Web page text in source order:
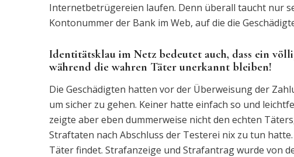
Internetbetrügereien laufen. Denn überall taucht nur
Kontonummer der Bank im Web, auf die die
Identitätsklau im Netz bedeutet auch, dass ein
während die wahren Täter unerkannt bleiben!
Die Geschädigten hatten vor der Überweisung der
um sicher zu gehen. Keiner hatte einfach so und
zeigte aber eben dummerweise nicht den echten
Straftaten nach Abschluss der Testerei nix zu tun
Täter findet. Strafanzeige und Strafantrag wurde von